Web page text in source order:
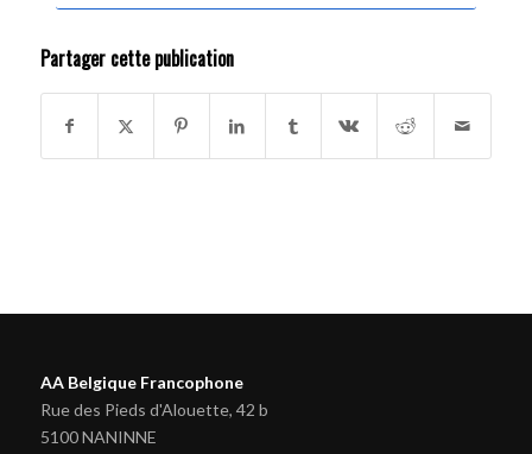
Partager cette publication
AA Belgique Francophone
Rue des Pieds d'Alouette, 42 b
5100 NANINNE